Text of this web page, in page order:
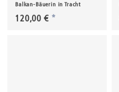
Balkan-Bäuerin in Tracht
120,00 € *